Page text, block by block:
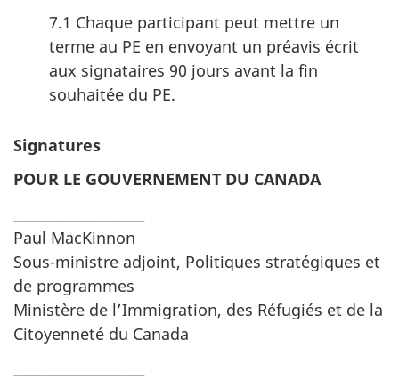
7.1 Chaque participant peut mettre un
terme au PE en envoyant un préavis écrit
aux signataires 90 jours avant la fin
souhaitée du PE.
Signatures
POUR LE GOUVERNEMENT DU CANADA
Paul MacKinnon
Sous-ministre adjoint, Politiques stratégiques et
de programmes
Ministère de l’Immigration, des Réfugiés et de la
Citoyenneté du Canada